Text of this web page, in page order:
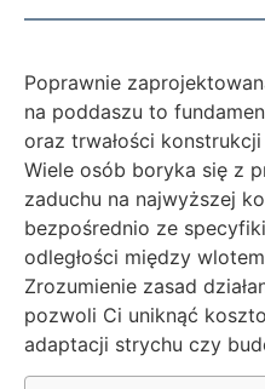
Poprawnie
na poddaszu to
oraz trwałości
Wiele osób boryka się z
zaduchu na najwyższej
bezpośrednio ze
odległości między
Zrozumienie zasad
pozwoli Ci uniknąć
adaptacji strychu czy